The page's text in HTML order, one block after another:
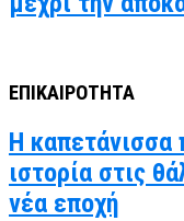
ΕΠΙΚΑΙΡΟΤΗΤΑ
Η καπετάνισσα
ιστορία στις
νέα εποχή